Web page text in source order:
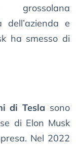
dell’azienda e
ha smesso di
di Tesla sono
di Elon Musk
Nel 2022